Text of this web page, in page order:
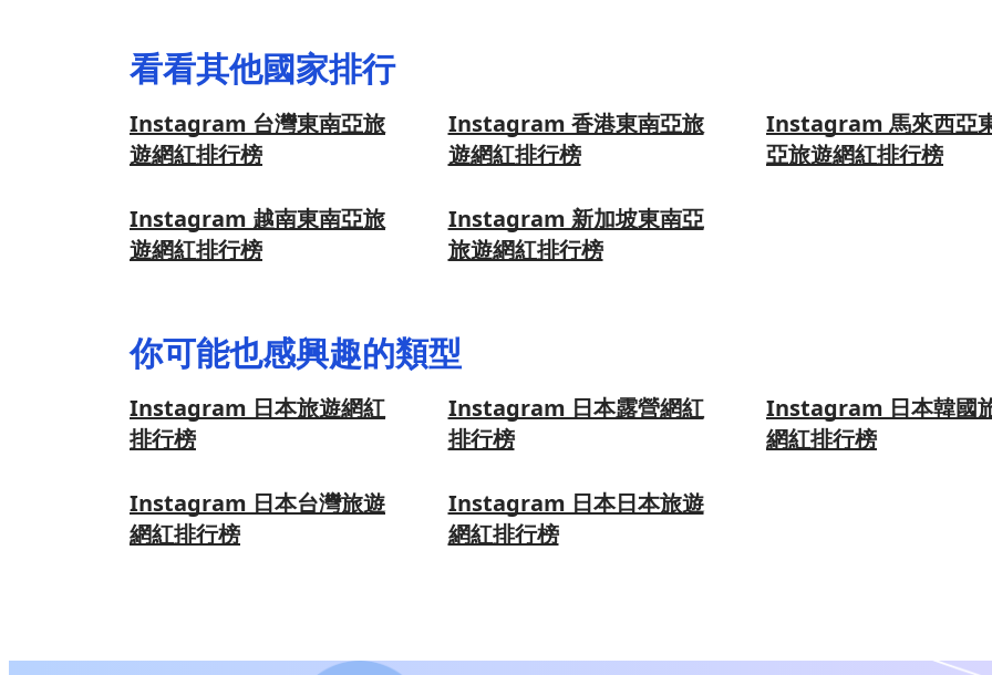
看看其他國家排行
Instagram 台灣東南亞旅
遊網紅排行榜
Instagram 香港東南亞旅
遊網紅排行榜
Instagram 馬來西亞
亞旅遊網紅排行榜
Instagram 越南東南亞旅
遊網紅排行榜
Instagram 新加坡東南亞
旅遊網紅排行榜
你可能也感興趣的類型
Instagram 日本旅遊網紅
排行榜
Instagram 日本露營網紅
排行榜
Instagram 日本韓國
網紅排行榜
Instagram 日本台灣旅遊
網紅排行榜
Instagram 日本日本旅遊
網紅排行榜